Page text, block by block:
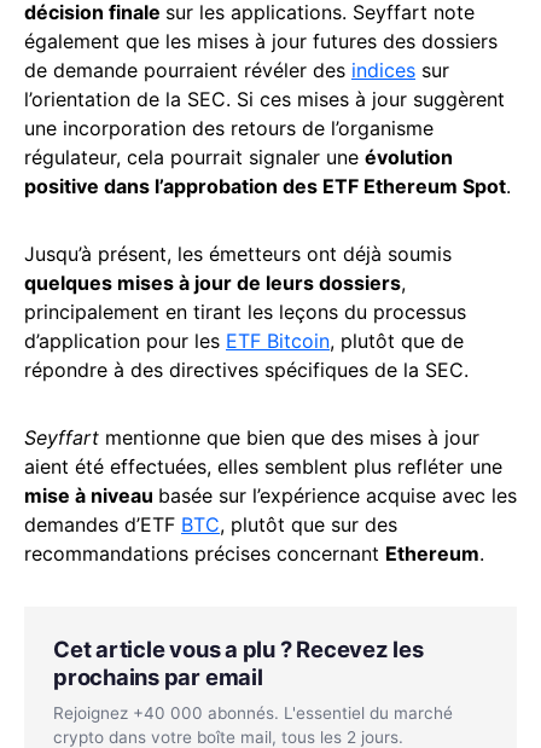
décision finale sur les applications. Seyffart note
également que les mises à jour futures des dossiers
de demande pourraient révéler des indices sur
l’orientation de la SEC. Si ces mises à jour suggèrent
une incorporation des retours de l’organisme
régulateur, cela pourrait signaler une évolution
positive dans l’approbation des ETF Ethereum Spot.
Jusqu’à présent, les émetteurs ont déjà soumis
quelques mises à jour de leurs dossiers,
principalement en tirant les leçons du processus
d’application pour les ETF Bitcoin, plutôt que de
répondre à des directives spécifiques de la SEC.
Seyffart mentionne que bien que des mises à jour
aient été effectuées, elles semblent plus refléter une
mise à niveau basée sur l’expérience acquise avec les
demandes d’ETF BTC, plutôt que sur des
recommandations précises concernant Ethereum.
Cet article vous a plu ? Recevez les
prochains par email
Rejoignez +40 000 abonnés. L'essentiel du marché
crypto dans votre boîte mail, tous les 2 jours.